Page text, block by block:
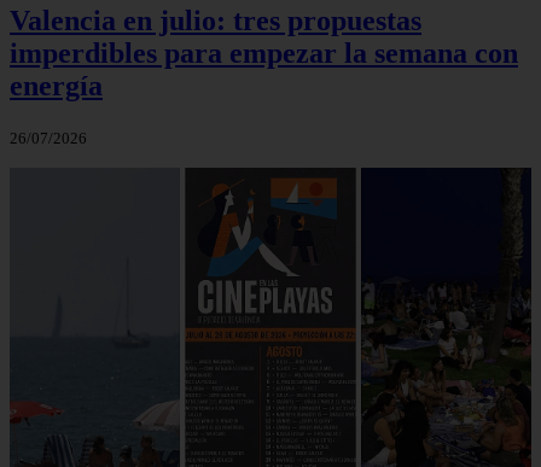
Valencia en julio: tres propuestas
imperdibles para empezar la semana con
energía
26/07/2026